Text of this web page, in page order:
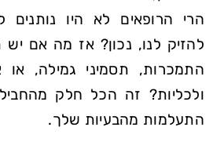
הרי הרופאים לא היו נותנים
להזיק לנו, נכון? ‍אז מה⁢ אם יש
התמכרות, תסמיני גמילה, או‍
ולכליות? ⁢זה הכל​ חלק
התעלמות‍ מהבעיות שלך.